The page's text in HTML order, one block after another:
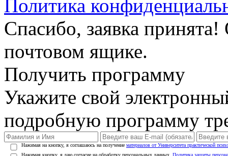
Политика
Спасибо, заявка
почтовом ящике.
Получить программу
Укажите свой
подробную программу
Нажимая на кнопку, я соглашаюсь на получение материалов от Университета практической
Нажимая кнопку, я даю согласие на обработку персональных данных. Политика защиты